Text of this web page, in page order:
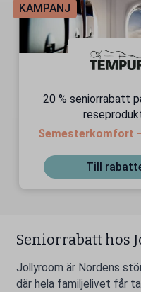
Seniorrabatt hos
Jollyroom är Nordens
där hela familjelivet får
KAMPANJ
20 % seniorrabatt
Semesterkomfort
Till